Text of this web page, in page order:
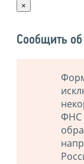
×
Сообщить
ФНС